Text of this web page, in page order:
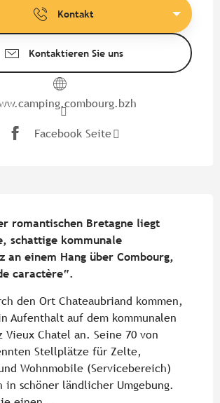
Kontakt
Kontaktieren Sie uns
Facebook Seite
romantischen Bretagne liegt
schattige kommunale
an einem Hang über Combourg,
caractère“.
den Ort Chateaubriand kommen,
Aufenthalt auf dem kommunalen
Vieux Chatel an. Seine 70 von
Stellplätze für Zelte,
Wohnmobile (Servicebereich)
in schöner ländlicher Umgebung.